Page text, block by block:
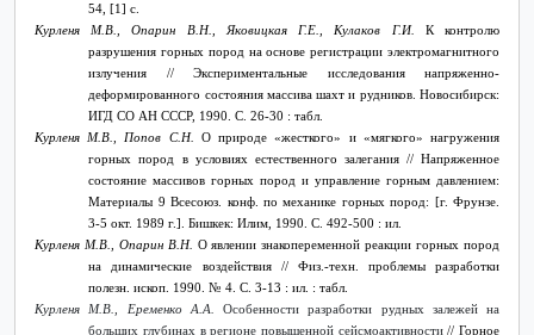
54, [1] с.
Курленя М.В., Опарин В.Н., Яковицкая Г.Е., Кулаков Г.И. К контролю
разрушения горных пород на основе регистрации электромагнитного
излучения // Экспериментальные исследования напряженно-
деформированного состояния массива шахт и рудников. Новосибирск:
ИГД СО АН СССР, 1990. С. 26-30 : табл.
Курленя М.В., Попов С.Н. О природе «жесткого» и «мягкого» нагружения
горных пород в условиях естественного залегания // Напряженное
состояние массивов горных пород и управление горным давлением:
Материалы 9 Всесоюз. конф. по механике горных пород: [г. Фрунзе.
3-5 окт. 1989 г.]. Бишкек: Илим, 1990. С. 492-500 : ил.
Курленя М.В., Опарин В.Н. О явлении знакопеременной реакции горных пород
на динамические воздействия // Физ.-техн. проблемы разработки
полезн. ископ. 1990. № 4. С. 3-13 : ил. : табл.
Курленя М.В., Еременко А.А. Особенности разработки рудных залежей на
больших глубинах в регионе повышенной сейсмоактивности// Горное